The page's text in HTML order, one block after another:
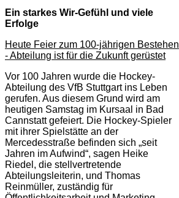
Ein starkes Wir-Gefühl und viele
Erfolge
Heute Feier zum 100-jährigen Bestehen
- Abteilung ist für die Zukunft gerüstet
Vor 100 Jahren wurde die Hockey-
Abteilung des VfB Stuttgart ins Leben
gerufen. Aus diesem Grund wird am
heutigen Samstag im Kursaal in Bad
Cannstatt gefeiert. Die Hockey-Spieler
mit ihrer Spielstätte an der
Mercedesstraße befinden sich „seit
Jahren im Aufwind“, sagen Heike
Riedel, die stellvertretende
Abteilungsleiterin, und Thomas
Reinmüller, zuständig für